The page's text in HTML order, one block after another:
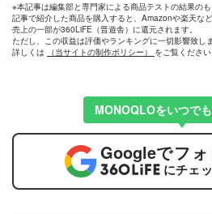
※本記事は編集部と専門家による商品テストの結果のも
記事で紹介した商品を購入すると、Amazonや楽天な
売上の一部が360LiFE（晋遊舎）に還元されます。
ただし、この収益は評価やランキングに一切影響致しま
詳しくは
（当サイトの制作ポリシー） をご覧ください
MONOQLOをいつで
Googleでフ
にチェ